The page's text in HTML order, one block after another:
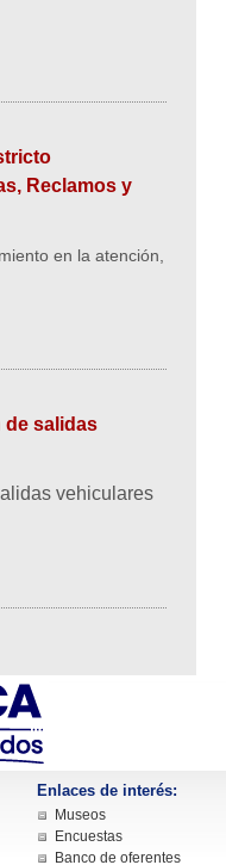
Reclamos y
en la atención,
de salidas
vehiculares
Enlaces de interés:
Museos
Encuestas
Banco de oferentes